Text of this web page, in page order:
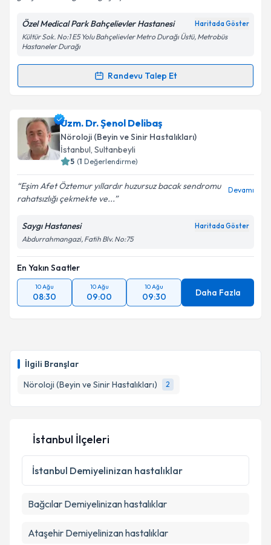
İlgili Branşlar
Nöroloji (Beyin ve Sinir Hastalıkları)
2
Kişisel verilerimin işlenmesine ilişkin
Aydınlatma
Metni'ni okudum ve kişisel verilerimin belirtilen
kapsamda işlenmesini kabul ediyorum.
Takvim Talebini Gönder
Özel Medical Park Bahçelievler Hastanesi Haritada Göster
Kültür Sok. No:1 E5 Yolu Bahçelievler Metro Durağı Üstü, Metrobüs
Hastaneler Durağı
Randevu Talep Et
Randevu Takvimi Talebi
Prof. Dr. Gülşen Kocamaniçin randevu takvimi
talebi oluşturun. Size bu uzmandan randevu almanız
için bir takvim hazırlandığında e-posta ile
bilgilendireceğiz.
E-posta Adresiniz
Kişisel verilerimin işlenmesine ilişkin
Metni'ni okudum ve kişisel verilerimin belirtilen
kapsamda işlenmesini kabul ediyorum.
Takvim Talebini Gönder
Uzm. Dr. Şenol Delibaş
Nöroloji (Beyin ve Sinir Hastalıkları)
İstanbul, Sultanbeyli
5 (1 Değerlendirme)
Eşim Afet Öztemur yıllardır huzursuz bacak sendromu
rahatsızlığı çekmekte ve...
Devamı
Saygı Hastanesi Haritada Göster
Abdurrahmangazi, Fatih Blv. No:75
En Yakın Saatler
10 Ağu
08:30
10 Ağu
09:00
10 Ağu
09:30 Daha Fazla
İstanbul İlçeleri
İstanbul Demiyelinizan hastalıklar
Bağcılar Demiyelinizan hastalıklar
Ataşehir Demiyelinizan hastalıklar